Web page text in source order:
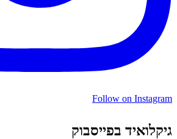
Follow on Instagram
גיקלואיד בפייסבוק